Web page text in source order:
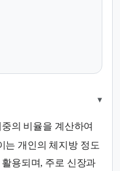
▾
의 비율을 계산하여
는 개인의 체지방 정도
용되며, 주로 신장과